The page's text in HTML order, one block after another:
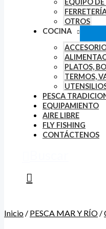
EQUIPO
OTROS
COCINA
PLATOS,
TERMOS,
PESCA
EQUIPAMIENTO
AIRE LIBRE
FLY FISHING
CONTÁCTENOS
Inicio / PESCA MAR Y RÍO /